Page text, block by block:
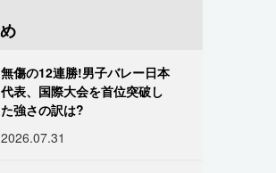
無傷の12連勝!男子バレー日本
代表、国際大会を首位突破し
た強さの訳は?
2026.07.31